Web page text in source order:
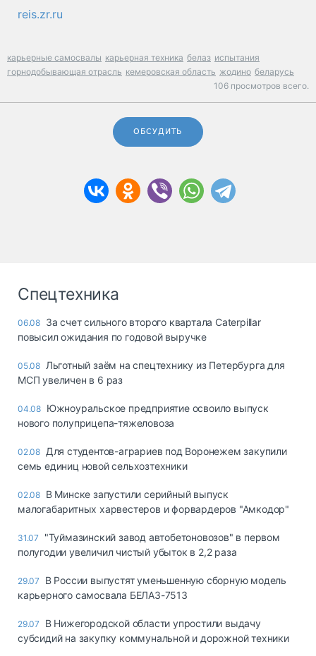
reis.zr.ru
карьерные самосвалы карьерная техника белаз испытания
горнодобывающая отрасль кемеровская область жодино беларусь
106 просмотров всего.
ОБСУДИТЬ
Спецтехника
06.08 За счет сильного второго квартала Caterpillar
повысил ожидания по годовой выручке
05.08 Льготный заём на спецтехнику из Петербурга для
МСП увеличен в 6 раз
04.08 Южноуральское предприятие освоило выпуск
нового полуприцепа-тяжеловоза
02.08 Для студентов-аграриев под Воронежем закупили
семь единиц новой сельхозтехники
02.08 В Минске запустили серийный выпуск
малогабаритных харвестеров и форвардеров "Амкодор"
31.07
"Туймазинский завод автобетоновозов" в первом
полугодии увеличил чистый убыток в 2,2 раза
29.07
В России выпустят уменьшенную сборную модель
карьерного самосвала БЕЛАЗ-7513
29.07
В Нижегородской области упростили выдачу
субсидий на закупку коммунальной и дорожной техники